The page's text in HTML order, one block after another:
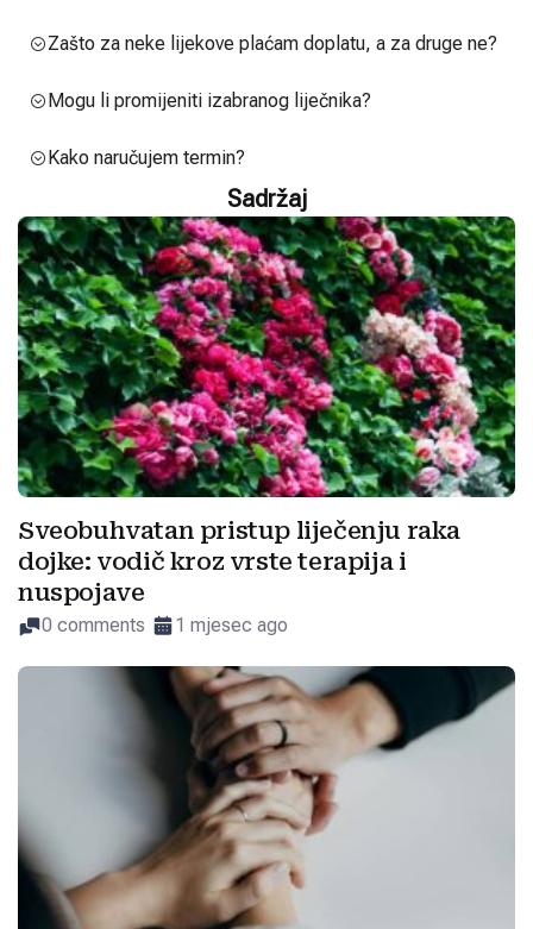
Zašto za neke lijekove plaćam doplatu, a za druge ne?
Mogu li promijeniti izabranog liječnika?
Kako naručujem termin?
Sadržaj
Sveobuhvatan pristup liječenju raka
dojke: vodič kroz vrste terapija i
nuspojave
0 comments 1 mjesec ago